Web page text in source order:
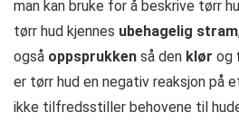
man kan bruke for å beskrive tørr
tørr hud kjennes ubehagelig stram
også oppsprukken så den klør og
er tørr hud en negativ reaksjon på
ikke tilfredsstiller behovene til